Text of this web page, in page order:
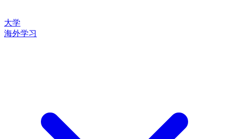
大学
海外学习